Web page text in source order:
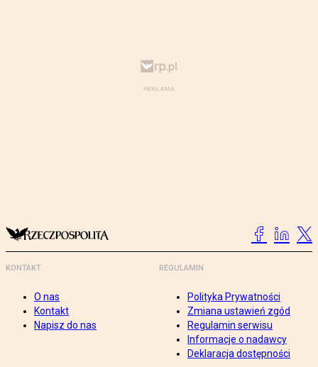
KONTAKT
O nas
Kontakt
Napisz do nas
REGULAMIN
Polityka Prywatności
Zmiana ustawień zgód
Regulamin serwisu
Informacje o nadawcy
Deklaracja dostępności